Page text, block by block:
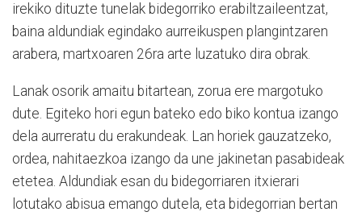
irekiko dituzte tunelak bidegorriko erabiltzaileentzat,
baina aldundiak egindako aurreikuspen plangintzaren
arabera, martxoaren 26ra arte luzatuko dira obrak.
Lanak osorik amaitu bitartean, zorua ere margotuko
dute. Egiteko hori egun bateko edo biko kontua izango
dela aurreratu du erakundeak. Lan horiek gauzatzeko,
ordea, nahitaezkoa izango da une jakinetan pasabideak
etetea. Aldundiak esan du bidegorriaren itxierari
lotutako abisua emango dutela, eta bidegorrian bertan